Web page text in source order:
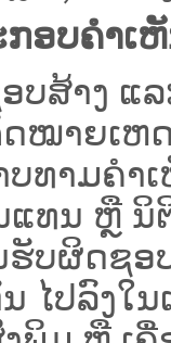
ອບຄຳເ
ສ້າງ ແລ
ດໝາຍເຫ
ບທາມຄໍ
ທນ ຫຼື ນິ
ບຜິດຊອ
ໄປລົງໃ